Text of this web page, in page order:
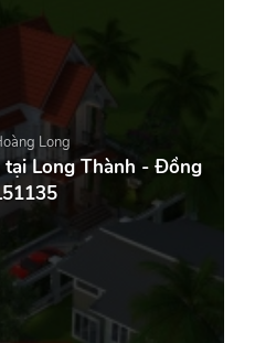
Long
Long Thành - Đồng